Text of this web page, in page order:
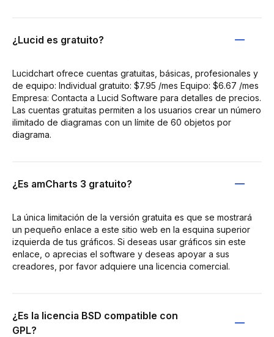
¿Lucid es gratuito?
Lucidchart ofrece cuentas gratuitas, básicas, profesionales y
de equipo: Individual gratuito: $7.95 /mes Equipo: $6.67 /mes
Empresa: Contacta a Lucid Software para detalles de precios.
Las cuentas gratuitas permiten a los usuarios crear un número
ilimitado de diagramas con un límite de 60 objetos por
diagrama.
¿Es amCharts 3 gratuito?
La única limitación de la versión gratuita es que se mostrará
un pequeño enlace a este sitio web en la esquina superior
izquierda de tus gráficos. Si deseas usar gráficos sin este
enlace, o aprecias el software y deseas apoyar a sus
creadores, por favor adquiere una licencia comercial.
¿Es la licencia BSD compatible con
GPL?